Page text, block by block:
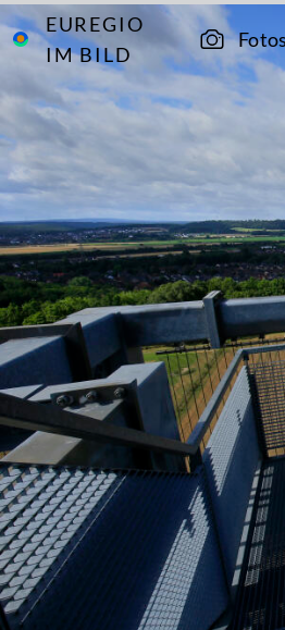
EUREGIO
IM BILD
Archiv
12728
Der
Indemann